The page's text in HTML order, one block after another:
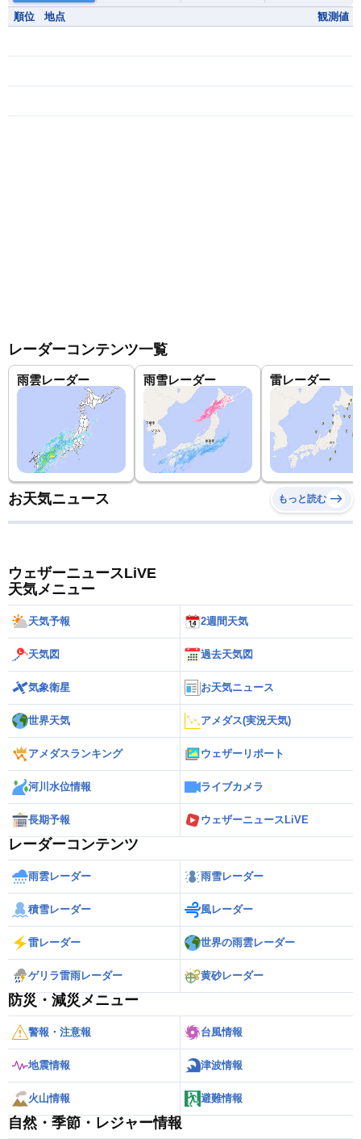
順位 地点 観測値
レーダーコンテンツ一覧
雨雲レーダー 雨雪レーダー 雷レーダー
お天気ニュース もっと読む
ウェザーニュースLiVE
天気メニュー
天気予報 2週間天気
天気図 過去天気図
気象衛星 お天気ニュース
世界天気 アメダス(実況天気)
アメダスランキング ウェザーリポート
河川水位情報 ライブカメラ
長期予報 ウェザーニュースLiVE
レーダーコンテンツ
雨雲レーダー 雨雪レーダー
積雪レーダー 風レーダー
雷レーダー 世界の雨雲レーダー
ゲリラ雷雨レーダー 黄砂レーダー
防災・減災メニュー
警報・注意報 台風情報
地震情報 津波情報
火山情報 避難情報
自然・季節・レジャー情報